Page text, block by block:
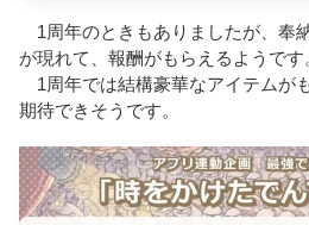
1周年のときもありましたが、奉
が現れて、報酬がもらえるようです
1周年では結構豪華なアイテムが
期待できそうです。